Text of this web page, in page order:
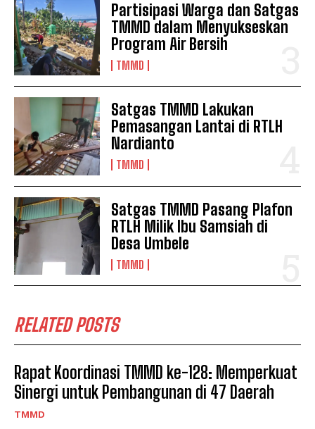
Partisipasi Warga dan Satgas
TMMD dalam Menyukseskan
Program Air Bersih
TMMD
Satgas TMMD Lakukan
Pemasangan Lantai di RTLH
Nardianto
TMMD
Satgas TMMD Pasang Plafon
RTLH Milik Ibu Samsiah di
Desa Umbele
TMMD
RELATED POSTS
Rapat Koordinasi TMMD ke-128: Memperkuat
Sinergi untuk Pembangunan di 47 Daerah
TMMD